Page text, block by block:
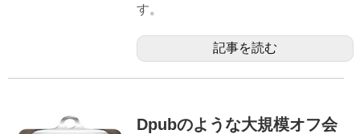
す。
記事を読む
Dpubのような大規模オフ会